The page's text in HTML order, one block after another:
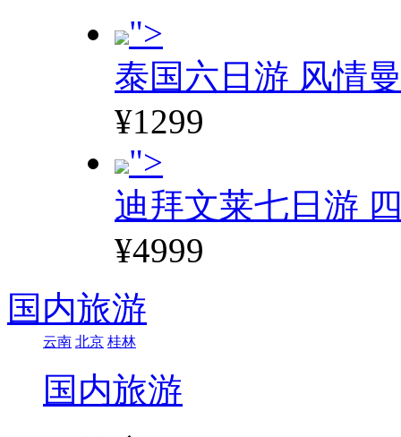
">
泰国六日游 风情
¥1299
">
迪拜文莱七日游
¥4999
国内旅游
云南 北京 桂林
国内旅游